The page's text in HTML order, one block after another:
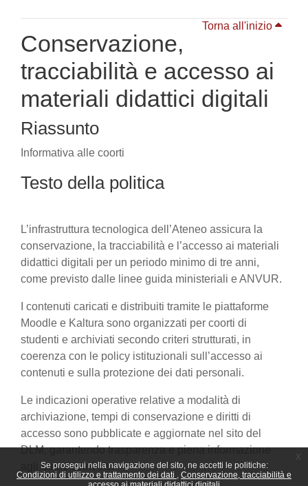
Se prosegui nella navigazione del sito, ne accetti le politiche:
Condizioni di utilizzo e trattamento dei dati
Conservazione, tracciabilità e
Torna all'inizio
Conservazione,
tracciabilità e accesso ai
materiali didattici digitali
Riassunto
Informativa alle coorti
Testo della politica
L’infrastruttura tecnologica dell’Ateneo assicura la
conservazione, la tracciabilità e l’accesso ai materiali
didattici digitali per un periodo minimo di tre anni,
come previsto dalle linee guida ministeriali e ANVUR.
I contenuti caricati e distribuiti tramite le piattaforme
Moodle e Kaltura sono organizzati per coorti di
studenti e archiviati secondo criteri strutturati, in
coerenza con le policy istituzionali sull’accesso ai
contenuti e sulla protezione dei dati personali.
Le indicazioni operative relative a modalità di
archiviazione, tempi di conservazione e diritti di
accesso sono pubblicate e aggiornate nel sito del
DLM, garantendo trasparenza e piena informazione
agli utenti coinvolti.